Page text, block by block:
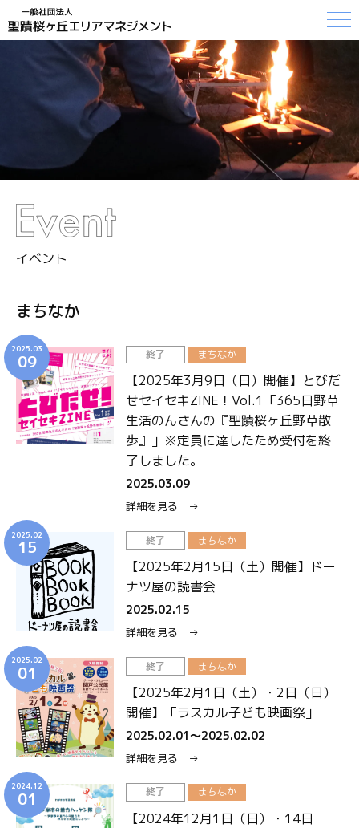
イベント
まちなか
2025.03
09 終了 まちなか
【2025年3月9日（日）開催】とびだ
せセイセキZINE！Vol.1「365日野草
生活のんさんの『聖蹟桜ヶ丘野草散
歩』」※定員に達したため受付を終
了しました。
2025.03.09
詳細を見る →
2025.02
15 終了 まちなか
【2025年2月15日（土）開催】ドー
ナツ屋の読書会
2025.02.15
詳細を見る →
2025.02
01 終了 まちなか
【2025年2月1日（土）・2日（日）
開催】「ラスカル子ども映画祭」
2025.02.01〜2025.02.02
詳細を見る →
2024.12
01 終了 まちなか
【2024年12月1日（日）・14日